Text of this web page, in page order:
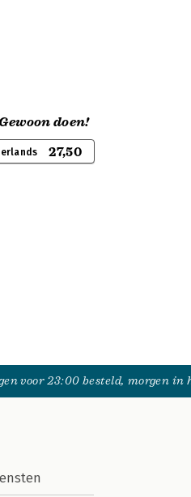
doen!
27,50
voor 23:00 besteld, morgen in